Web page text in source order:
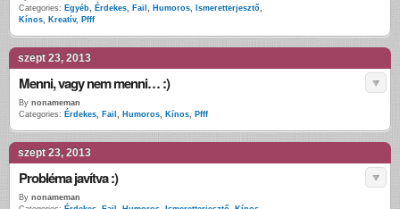
Categories: Egyéb, Érdekes, Fail , Humoros, Ismeretterjesztő,
Kínos, Kreatív, Pfff
szept 23, 2013
Menni, vagy nem menni… :)
By nonameman
Categories: Érdekes, Fail , Humoros, Kínos, Pfff
szept 23, 2013
Probléma javítva :)
By nonameman